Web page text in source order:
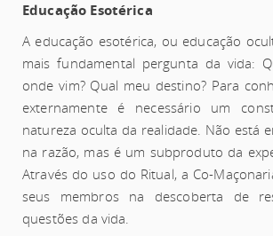
Educação Esotérica
A educação esotérica, ou educação
mais fundamental pergunta da vida:
onde vim? Qual meu destino? Para
externamente é necessário um
natureza oculta da realidade. Não está
na razão, mas é um subproduto da
Através do uso do Ritual, a Co-
seus membros na descoberta de
questões da vida.